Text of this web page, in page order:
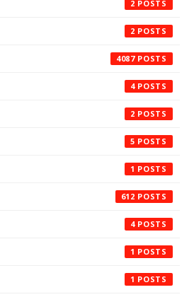
2
2
4087
4
2
5
1
612
4
1
1